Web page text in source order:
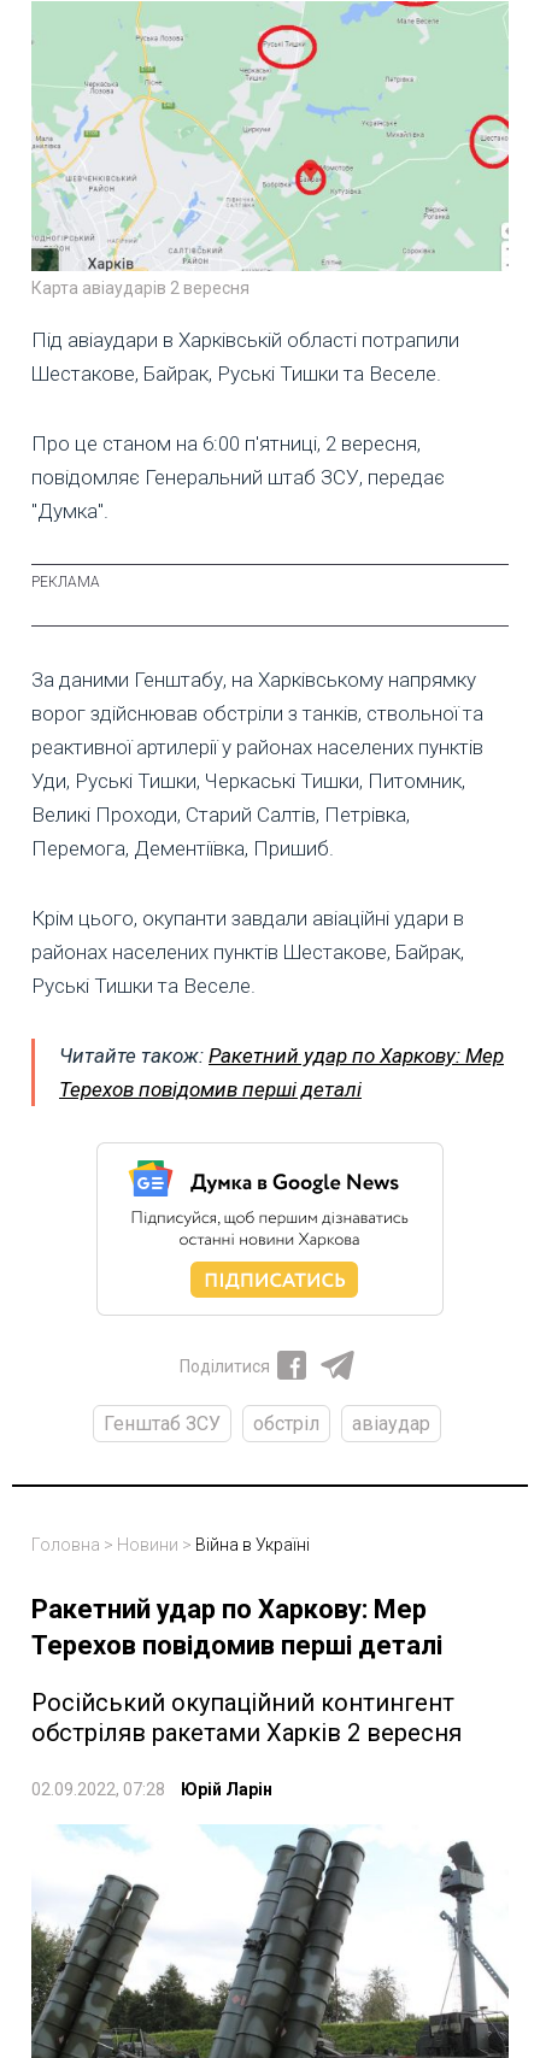
Карта авіаударів 2 вересня
Під авіаудари в Харківській області потрапили
Шестакове, Байрак, Руські Тишки та Веселе.
Про це станом на 6:00 п'ятниці, 2 вересня,
повідомляє Генеральний штаб ЗСУ, передає
"Думка".
За даними Генштабу, на Харківському напрямку
ворог здійснював обстріли з танків, ствольної та
реактивної артилерії у районах населених пунктів
Уди, Руські Тишки, Черкаські Тишки, Питомник,
Великі Проходи, Старий Салтів, Петрівка,
Перемога, Дементіївка, Пришиб.
Крім цього, окупанти завдали авіаційні удари в
районах населених пунктів Шестакове, Байрак,
Руські Тишки та Веселе.
Читайте також: Ракетний удар по Харкову: Мер
Терехов повідомив перші деталі
Поділитися
Генштаб ЗСУ обстріл авіаудар
Головна > Новини > Війна в Україні
Ракетний удар по Харкову: Мер
Терехов повідомив перші деталі
Російський окупаційний контингент
обстріляв ракетами Харків 2 вересня
02.09.2022, 07:28 Юрій Ларін